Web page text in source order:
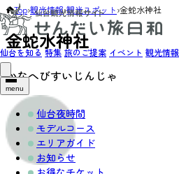
仙台を知る 特集 旅のご提案 イベント 観光情報
menu
仙台夜時間
モデルコース
エリアガイド
お知らせ
Top›観光情報›観光スポット›金蛇水神社
金蛇水神社
かなへびすいじんじゃ